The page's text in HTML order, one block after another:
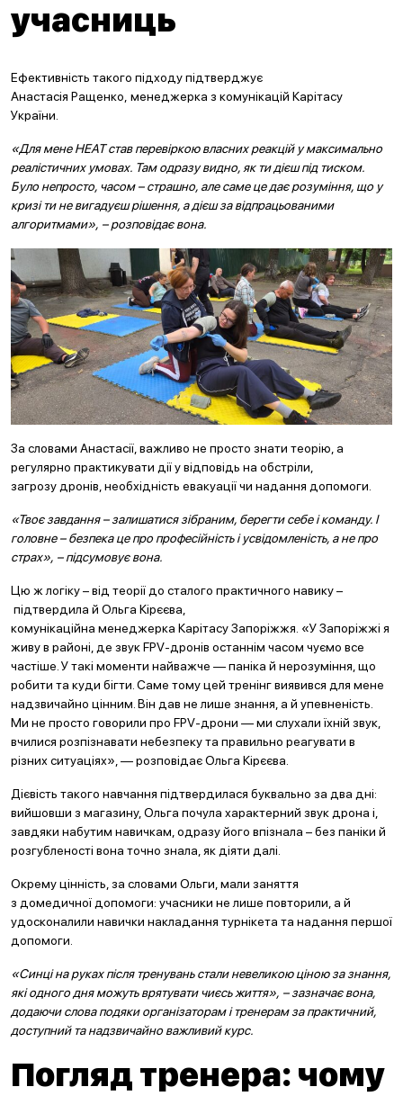
учасниць
Ефективність такого підходу підтверджує
Анастасія Ращенко, менеджерка з комунікацій Карітасу
України.
«Для мене HEAT став перевіркою власних реакцій у максимально
реалістичних умовах. Там одразу видно, як ти дієш під тиском.
Було непросто, часом – страшно, але саме це дає розуміння, що у
кризі ти не вигадуєш рішення, а дієш за відпрацьованими
алгоритмами», – розповідає вона.
За словами Анастасії, важливо не просто знати теорію, а
регулярно практикувати дії у відповідь на обстріли,
загрозу дронів, необхідність евакуації чи надання допомоги.
«Твоє завдання – залишатися зібраним, берегти себе і команду. І
головне – безпека це про професійність і усвідомленість, а не про
страх», – підсумовує вона.
Цю ж логіку – від теорії до сталого практичного навику –
підтвердила й Ольга Кірєєва,
комунікаційна менеджерка Карітасу Запоріжжя. «У Запоріжжі я
живу в районі, де звук FPV-дронів останнім часом чуємо все
частіше. У такі моменти найважче — паніка й нерозуміння, що
робити та куди бігти. Саме тому цей тренінг виявився для мене
надзвичайно цінним. Він дав не лише знання, а й упевненість.
Ми не просто говорили про FPV-дрони — ми слухали їхній звук,
вчилися розпізнавати небезпеку та правильно реагувати в
різних ситуаціях», — розповідає Ольга Кірєєва.
Дієвість такого навчання підтвердилася буквально за два дні:
вийшовши з магазину, Ольга почула характерний звук дрона і,
завдяки набутим навичкам, одразу його впізнала – без паніки й
розгубленості вона точно знала, як діяти далі.
Окрему цінність, за словами Ольги, мали заняття
з домедичної допомоги: учасники не лише повторили, а й
удосконалили навички накладання турнікета та надання першої
допомоги.
«Синці на руках після тренувань стали невеликою ціною за знання,
які одного дня можуть врятувати чиєсь життя», – зазначає вона,
додаючи слова подяки організаторам і тренерам за практичний,
доступний та надзвичайно важливий курс.
Погляд тренера: чому